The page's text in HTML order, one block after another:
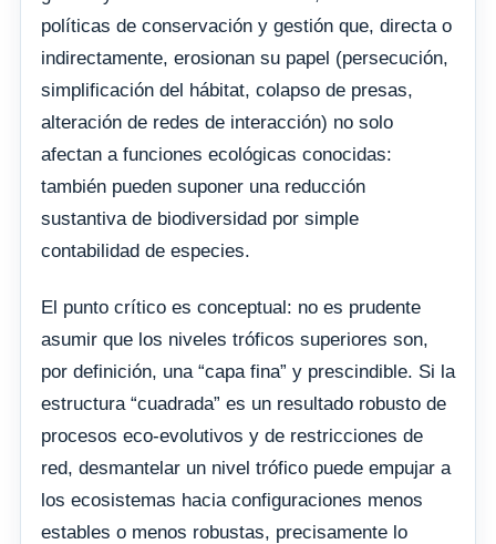
políticas de conservación y gestión que, directa o
indirectamente, erosionan su papel (persecución,
simplificación del hábitat, colapso de presas,
alteración de redes de interacción) no solo
afectan a funciones ecológicas conocidas:
también pueden suponer una reducción
sustantiva de biodiversidad por simple
contabilidad de especies.
El punto crítico es conceptual: no es prudente
asumir que los niveles tróficos superiores son,
por definición, una “capa fina” y prescindible. Si la
estructura “cuadrada” es un resultado robusto de
procesos eco-evolutivos y de restricciones de
red, desmantelar un nivel trófico puede empujar a
los ecosistemas hacia configuraciones menos
estables o menos robustas, precisamente lo